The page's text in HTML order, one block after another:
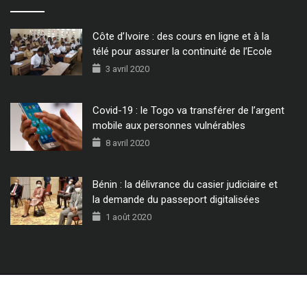
Côte d’Ivoire : des cours en ligne et à la
télé pour assurer la continuité de l’Ecole
3 avril 2020
Covid-19 : le Togo va transférer de l’argent
mobile aux personnes vulnérables
8 avril 2020
Bénin : la délivrance du casier judiciaire et
la demande du passeport digitalisées
1 août 2020